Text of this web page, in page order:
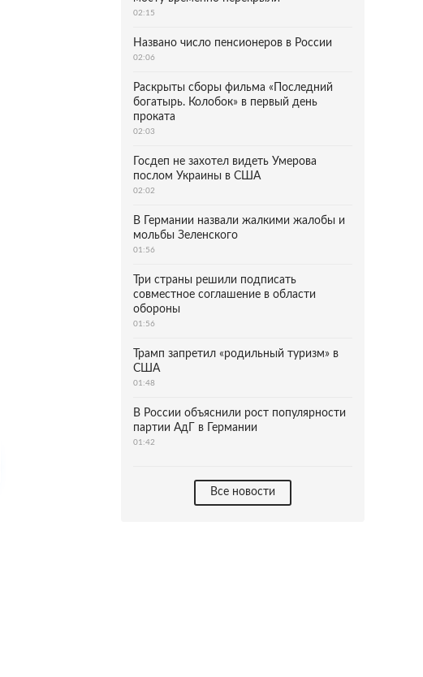
02:15
Названо число пенсионеров в России
02:06
Раскрыты сборы фильма «Последний
богатырь. Колобок» в первый день
проката
02:03
Госдеп не захотел видеть Умерова
послом Украины в США
02:02
В Германии назвали жалкими жалобы и
мольбы Зеленского
01:56
Три страны решили подписать
совместное соглашение в области
обороны
01:56
Трамп запретил «родильный туризм» в
США
01:48
В России объяснили рост популярности
партии АдГ в Германии
01:42
Все новости